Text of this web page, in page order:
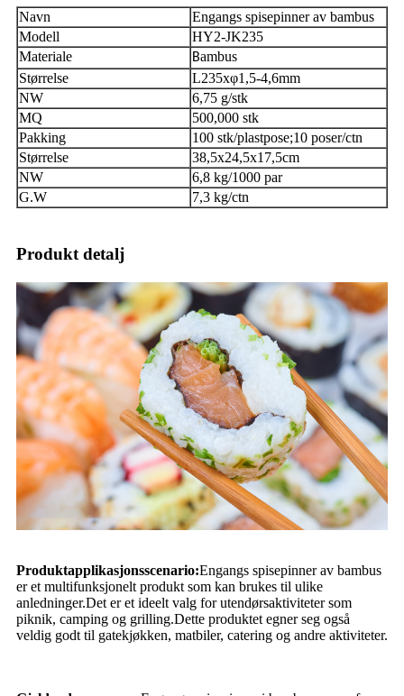
Navn
Engangs spisepinner av bambus
Modell
HY2-JK235
Materiale
Bambus
Størrelse
L235xφ1,5-4,6mm
NW
6,75 g/stk
MQ
500,000 stk
Pakking
100 stk/plastpose;10 poser/ctn
Størrelse
38,5x24,5x17,5cm
NW
6,8 kg/1000 par
G.W
7,3 kg/ctn
Produkt detalj
Produktapplikasjonsscenario:Engangs spisepinner av bambus
er et multifunksjonelt produkt som kan brukes til ulike
anledninger.Det er et ideelt valg for utendørsaktiviteter som
piknik, camping og grilling.Dette produktet egner seg også
veldig godt til gatekjøkken, matbiler, catering og andre aktiviteter.